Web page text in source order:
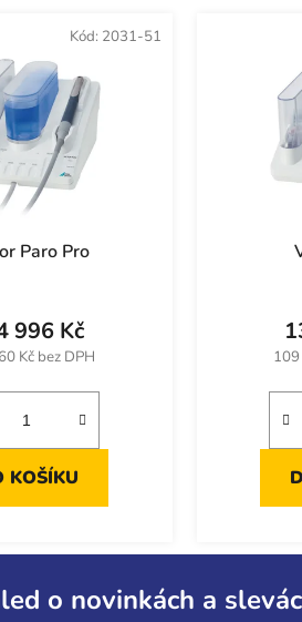
Paro Pro
Kč bez DPH
996 Kč
KOŠÍKU
Kód: 2031-51
109
o novinkách a